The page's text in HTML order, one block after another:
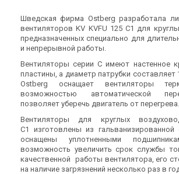
Шведская фирма Ostberg разработала
вентиляторов KV KVFU 125 C1 для
предназначенных специально для
и непрерывной работы.
Вентиляторы серии С имеют настенное
пластины, а диаметр патрубки составляет
Ostberg оснащает вентиляторы
возможностью автоматической
позволяет уберечь двигатель от перегрева.
Вентиляторы для круглых
C1 изготовлены из
оснащены уплотненными
возможность увеличить срок службы
качественной работы вентилятора, его
на наличие загрязнений несколько раз в